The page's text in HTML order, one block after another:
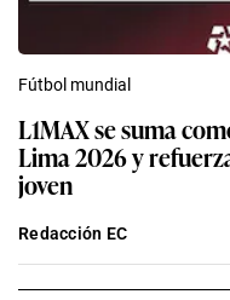
Fútbol mundial
L1MAX se suma
Lima 2026 y
joven
Redacción EC